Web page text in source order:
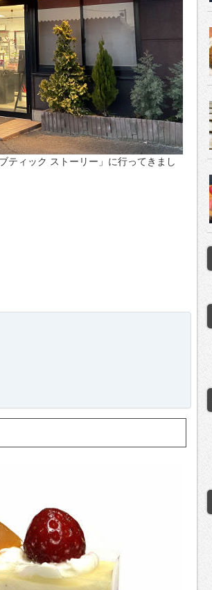
ティック ストーリー」に行ってきまし